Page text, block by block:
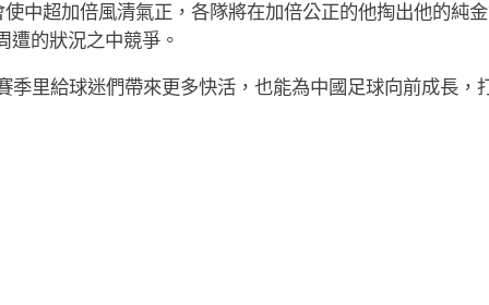
使中超加倍風清氣正，各隊將在加倍公正的他掏出他的純
遭的狀況之中競爭。
季里給球迷們帶來更多快活，也能為中國足球向前成長，